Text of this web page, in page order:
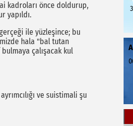
kadroları önce doldurup,
yapıldı.
ile yüzleşince; bu
hala "bal tutan
çalışacak kul
ve suistimali şu